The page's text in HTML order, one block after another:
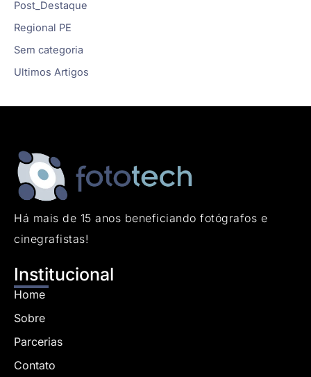
Post_Destaque
Regional PE
Sem categoria
Ultimos Artigos
Há mais de 15 anos beneficiando fotógrafos e
cinegrafistas!
Institucional
Home
Sobre
Parcerias
Contato